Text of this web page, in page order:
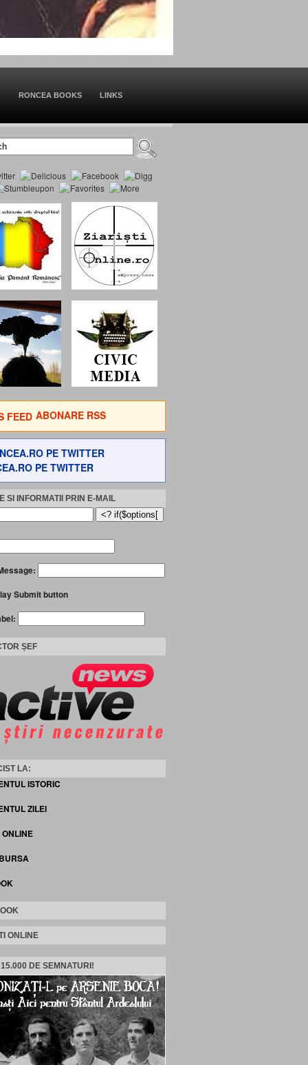
RONCEA BOOKS LINKS
ABONARE RSS
PE TWITTER
SI INFORMATII PRIN E-MAIL
Submit button
ȘEF
LA:
ISTORIC
ZILEI
ONLINE
DE SEMNATURI!